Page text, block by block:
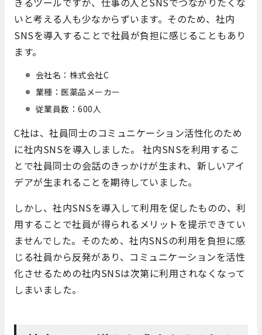
いと考える人も少なからずいます。そのため、社内
SNSを導入することで社員が負担に感じることもあり
ます。
会社名：株式会社C
業種：医薬品メーカー
従業員数：600人
C社は、社員同士のコミュニケーション活性化のため
に社内SNSを導入しました。 社内SNSを利用するこ
とで社員同士の会話のきっかけが生まれ、新しいアイ
デアが生まれることを期待していました。
しかし、社内SNSを導入して利用を促したものの、利
用することで社員が得られるメリットを提示できてい
ませんでした。そのため、社内SNSの利用を負担に感
じる社員から反発があり、コミュニケーションを活性
化させるための社内SNSは次第に利用されなくなって
しまいました。